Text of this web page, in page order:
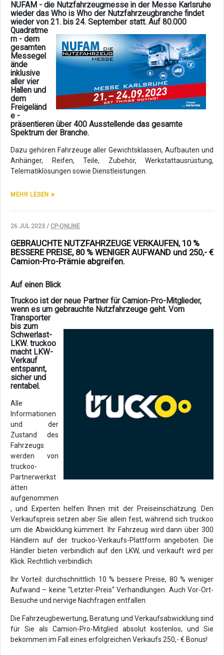
NUFAM - die Nutzfahrzeugmesse in der Messe Karlsruhe
wieder das Who is Who der Nutzfahrzeugbranche findet
wieder von 21. bis 24. September statt. Auf 80.000
Quadratme
rn - dem
gesamten
Messegel
ände
inklusive
aller vier
Hallen und
dem
Freigeländ
e -
präsentieren über 400 Ausstellende das gesamte
Spektrum der Branche.
Dazu gehören Fahrzeuge aller Gewichtsklassen, Aufbauten und
Anhänger, Reifen, Teile, Zubehör, Werkstattausrüstung,
Telematiklösungen sowie Dienstleistungen.
MEHR LESEN
26 JUL 2023 / CP-ONLINE
GEBRAUCHTE NUTZFAHRZEUGE VERKAUFEN, 10 %
BESSERE PREISE, 80 % WENIGER AUFWAND und 250,- €
Camion-Pro-Prämie abgreifen.
Auf einen Blick
Truckoo ist der neue Partner für Camion-Pro-Mitglieder,
wenn es um gebrauchte Nutzfahrzeuge geht. Vom
Transporter
bis zum
Schwerlast-
LKW. truckoo
macht LKW-
Verkauf
entspannt,
sicher und
rentabel.
Alle
Informationen
und der
Zustand des
Fahrzeugs
werden von
truckoo-
Partnerwerkst
ätten
aufgenommen
, und Experten helfen Ihnen mit der Preiseinschätzung. Den
Verkaufspreis setzen aber Sie allein fest, während sich truckoo
um die Abwicklung kümmert. Ihr Fahrzeug wird dann über 300
Händlern auf der truckoo-Verkaufs-Plattform angeboten. Die
Händler bieten verbindlich auf den LKW, und verkauft wird per
Klick. Rechtlich verbindlich.
Ihr Vorteil: durchschnittlich 10 % bessere Preise, 80 % weniger
Aufwand – keine “Letzter-Preis“ Verhandlungen. Auch Vor-Ort-
Besuche und nervige Nachfragen entfallen.
Die Fahrzeugbewertung, Beratung und Verkaufsabwicklung sind
für Sie als Camion-Pro-Mitglied absolut kostenlos, und Sie
bekommen im Fall eines erfolgreichen Verkaufs 250,- € Bonus!